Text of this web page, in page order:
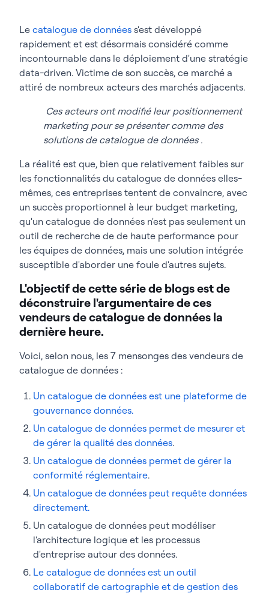
Le catalogue de données s'est développé
rapidement et est désormais considéré comme
incontournable dans le déploiement d'une stratégie
data-driven. Victime de son succès, ce marché a
attiré de nombreux acteurs des marchés adjacents.
Ces acteurs ont modifié leur positionnement
marketing pour se présenter comme des
solutions de catalogue de données .
La réalité est que, bien que relativement faibles sur
les fonctionnalités du catalogue de données elles-
mêmes, ces entreprises tentent de convaincre, avec
un succès proportionnel à leur budget marketing,
qu'un catalogue de données n'est pas seulement un
outil de recherche de de haute performance pour
les équipes de données, mais une solution intégrée
susceptible d'aborder une foule d'autres sujets.
L'objectif de cette série de blogs est de
déconstruire l'argumentaire de ces
vendeurs de catalogue de données la
dernière heure.
Voici, selon nous, les 7 mensonges des vendeurs de
catalogue de données :
Un catalogue de données est une plateforme de
gouvernance données.
Un catalogue de données permet de mesurer et
de gérer la qualité des données.
Un catalogue de données permet de gérer la
conformité réglementaire.
Un catalogue de données peut requête données
directement.
Un catalogue de données peut modéliser
l'architecture logique et les processus
d'entreprise autour des données.
Le catalogue de données est un outil
collaboratif de cartographie et de gestion des